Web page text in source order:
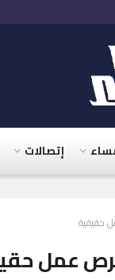
إتصالات
حقيقية
عمل